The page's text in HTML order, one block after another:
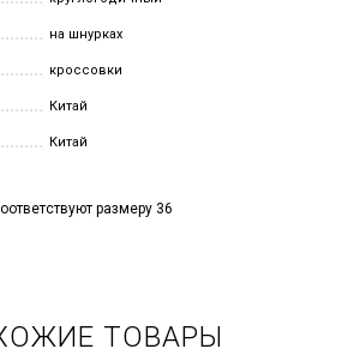
на шнурках
кроссовки
Китай
Китай
размеру 36
ТОВАРЫ